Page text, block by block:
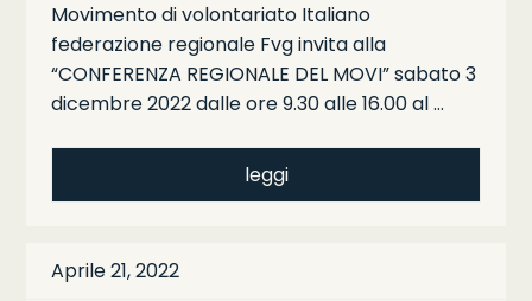
Movimento di volontariato Italiano
federazione regionale Fvg invita alla
“CONFERENZA REGIONALE DEL MOVI” sabato 3
dicembre 2022 dalle ore 9.30 alle 16.00 al …
leggi
Aprile 21, 2022